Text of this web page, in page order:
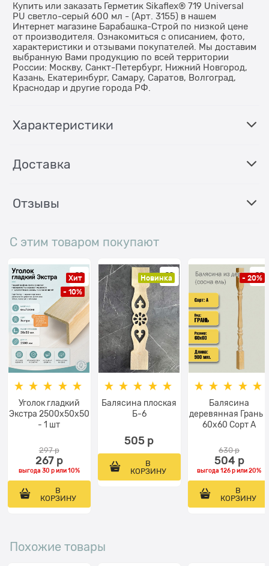
Купить или заказать Герметик Sikaflex® 719 Universal
PU светло-серый 600 мл - (Арт. 3155) в нашем
Интернет магазине Барабашка-Строй по низкой цене
от производителя. Ознакомиться с описанием, фото,
характеристики и отзывами покупателей. Мы доставим
выбранную Вами продукцию по всей территории
России: Москву, Санкт-Петербург, Нижний Новгород,
Казань, Екатеринбург, Самару, Саратов, Волгоград,
Краснодар и другие города РФ.
Характеристики
Доставка
Отзывы
С этим товаром покупают
Хит
- 10%
Уголок гладкий
Экстра 2500x50x50
- 1 шт
297 р
267 р
выгода 30 рили10%
В
КОРЗИНУ
Новинка
Балясина плоская
Б-6
505 р
В
КОРЗИНУ
- 20%
Балясина
деревянная Грань -
60x60 Сорт A
630 р
504 р
выгода126 рили20%
В
КОРЗИНУ
Похожие товары